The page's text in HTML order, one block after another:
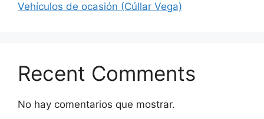
Vehículos de ocasión (Cúllar Vega)
Recent Comments
No hay comentarios que mostrar.